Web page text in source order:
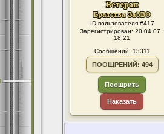
ID пользователя #417
Зарегистрирован: 20.04.07 :
18:21
Сообщений: 13311
ПООЩРЕНИЙ: 494
Поощрить
Наказать